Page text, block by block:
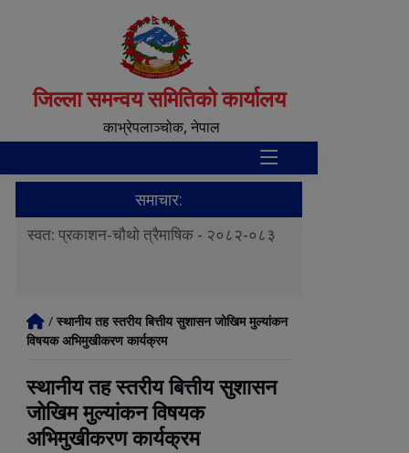
जिल्ला समन्वय समितिको कार्यालय
काभ्रेपलाञ्‍चोक, नेपाल
समाचार:
नीति तथा कार्यक्रम
/स्थानीय तह स्तरीय बित्तीय सुशासन जोखिम मुल्यांकन
विषयक अभिमुखीकरण कार्यक्रम
स्थानीय तह स्तरीय बित्तीय सुशासन
जोखिम मुल्यांकन विषयक
अभिमुखीकरण कार्यक्रम